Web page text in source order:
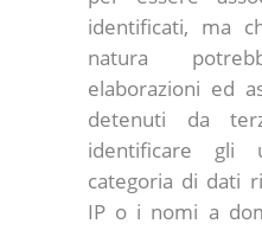
identificati, ma
natura
elaborazioni ed
detenuti da
identificare gli
categoria di dati
IP o i nomi a